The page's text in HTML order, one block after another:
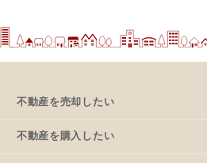
不動産を売却したい
不動産を購入したい